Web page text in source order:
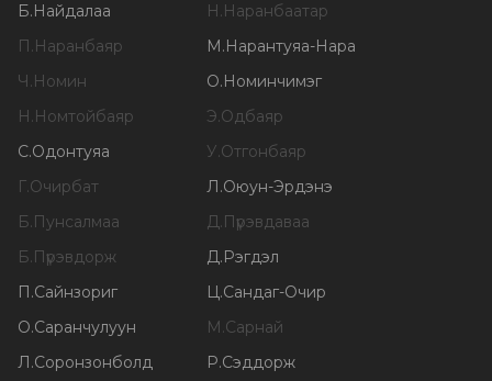
Б.Найдалаа Н.Наранбаатар
П.Наранбаяр М.Нарантуяа-Нара
Ч.Номин О.Номинчимэг
Н.Номтойбаяр Э.Одбаяр
С.Одонтуяа У.Отгонбаяр
Г.Очирбат Л.Оюун-Эрдэнэ
Б.Пунсалмаа Д.Пүрэвдаваа
Б.Пүрэвдорж Д.Рэгдэл
П.Сайнзориг Ц.Сандаг-Очир
О.Саранчулуун М.Сарнай
Л.Соронзонболд Р.Сэддорж